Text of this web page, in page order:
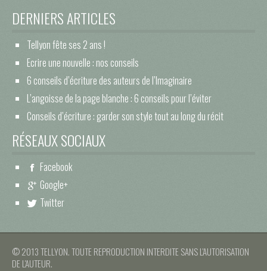
DERNIERS ARTICLES
Tellyon fête ses 2 ans !
Ecrire une nouvelle : nos conseils
6 conseils d’écriture des auteurs de l’Imaginaire
L’angoisse de la page blanche : 6 conseils pour l’éviter
Conseils d’écriture : garder son style tout au long du récit
RÉSEAUX SOCIAUX
Facebook
Google+
Twitter
© 2013 TELLYON. TOUTE REPRODUCTION INTERDITE SANS L'AUTORISATION
DE L'AUTEUR.